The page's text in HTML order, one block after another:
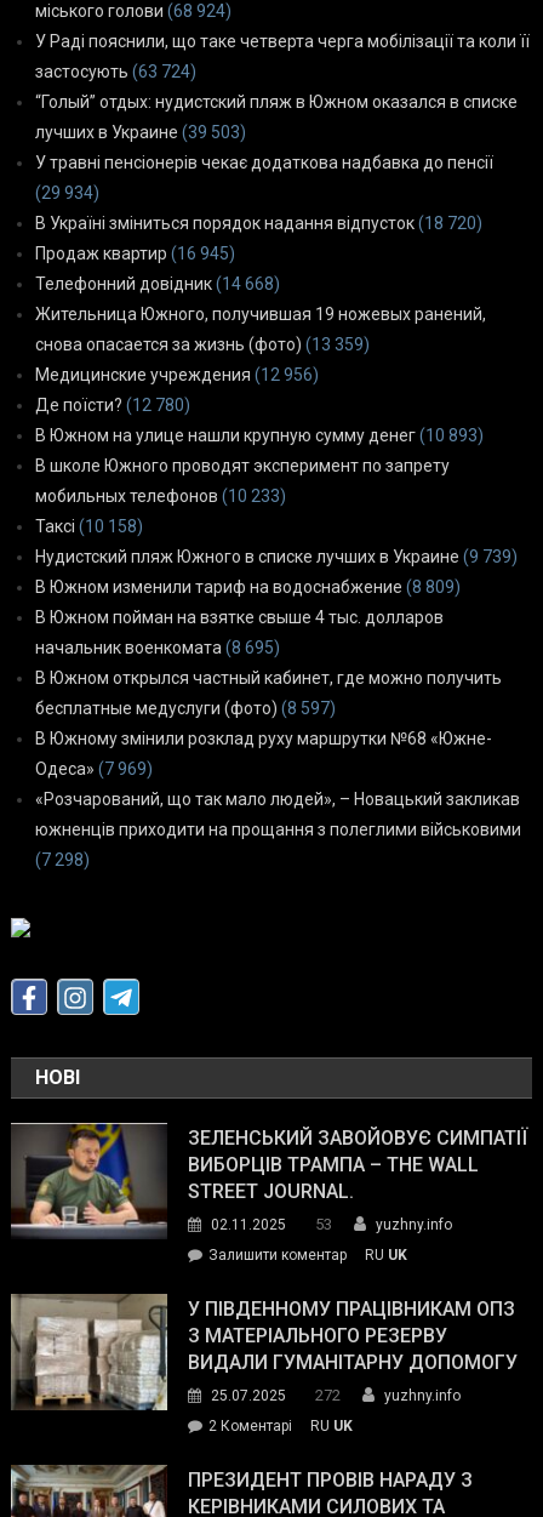
міського голови (68 924)
У Раді пояснили, що таке четверта черга мобілізації та коли її
застосують (63 724)
“Голый” отдых: нудистский пляж в Южном оказался в списке
лучших в Украине (39 503)
У травні пенсіонерів чекає додаткова надбавка до пенсії
(29 934)
В Україні зміниться порядок надання відпусток(18 720)
Продаж квартир (16 945)
Телефонний довідник(14 668)
Жительница Южного, получившая 19 ножевых ранений,
снова опасается за жизнь (фото) (13 359)
Медицинские учреждения (12 956)
Де поїсти? (12 780)
В Южном на улице нашли крупную сумму денег(10 893)
В школе Южного проводят эксперимент по запрету
мобильных телефонов (10 233)
Таксі (10 158)
Нудистский пляж Южного в списке лучших в Украине (9 739)
В Южном изменили тариф на водоснабжение (8 809)
В Южном пойман на взятке свыше 4 тыс. долларов
начальник военкомата (8 695)
В Южном открылся частный кабинет, где можно получить
бесплатные медуслуги (фото) (8 597)
В Южному змінили розклад руху маршрутки №68 «Южне-
Одеса» (7 969)
«Розчарований, що так мало людей», – Новацький закликав
южненців приходити на прощання з полеглими військовими
(7 298)
НОВІ
ЗЕЛЕНСЬКИЙ ЗАВОЙОВУЄ СИМПАТІЇ
ВИБОРЦІВ ТРАМПА – THE WALL
STREET JOURNAL.
02.11.2025 53
yuzhny.info
Залишити коментарon
завойовує
симпатії
виборців
The
Street
Journal.
RU UK
У ПІВДЕННОМУ ПРАЦІВНИКАМ ОПЗ
З МАТЕРІАЛЬНОГО РЕЗЕРВУ
ВИДАЛИ ГУМАНІТАРНУ ДОПОМОГУ
25.07.2025 272
yuzhny.info
2 Коментарі
Південному
працівникам
RU UK
ПРЕЗИДЕНТ ПРОВІВ НАРАДУ З
КЕРІВНИКАМИ СИЛОВИХ ТА